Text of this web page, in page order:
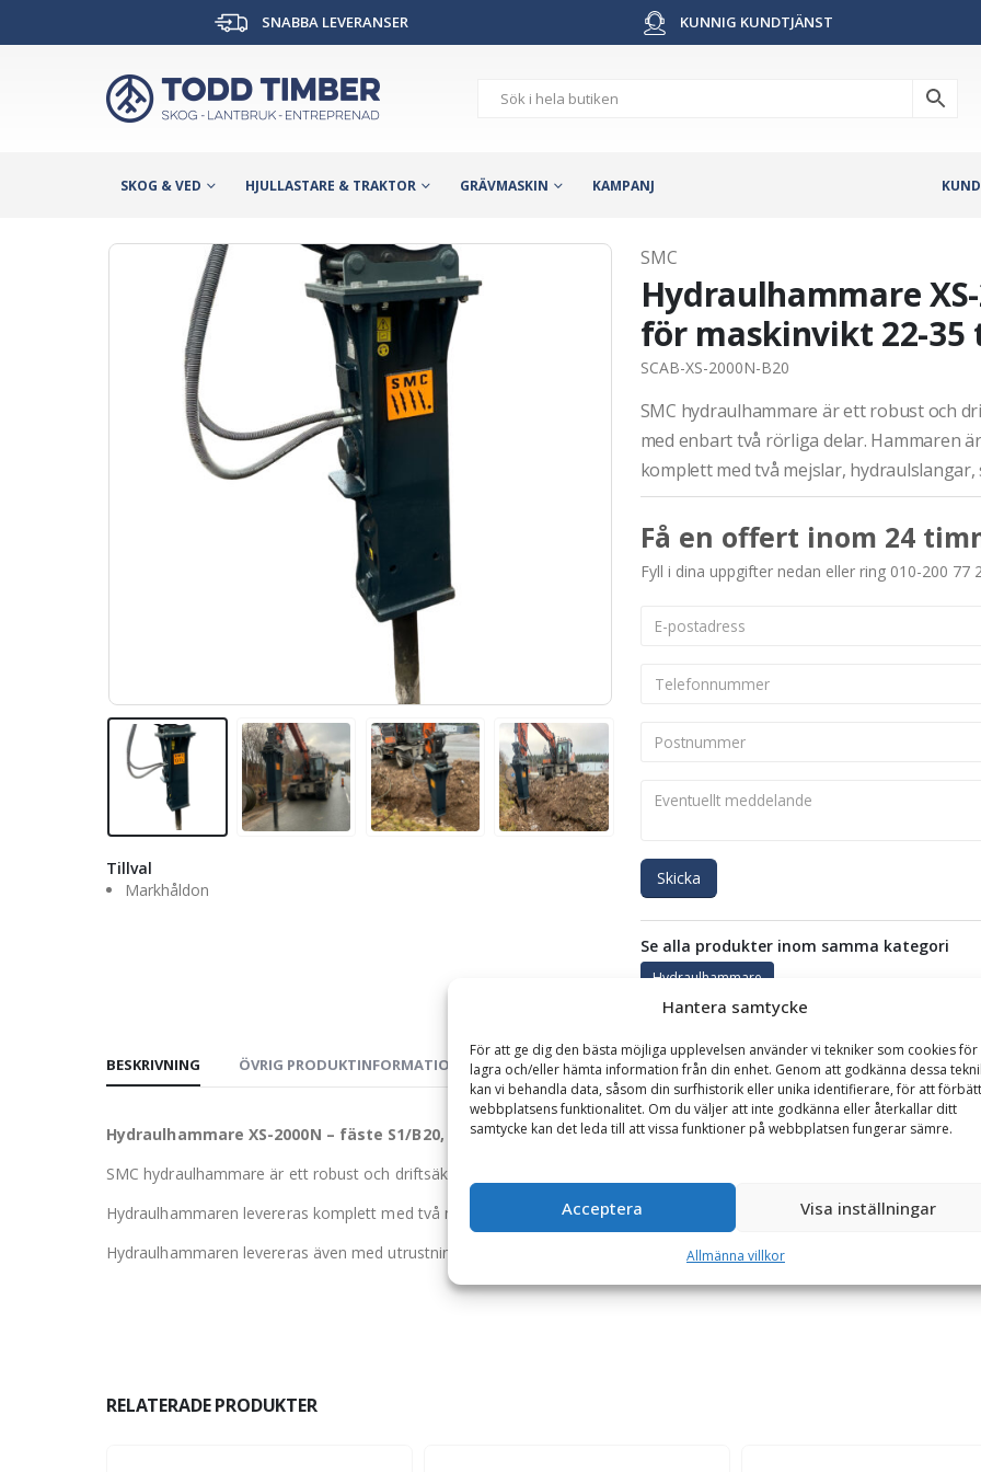
Hantera samtycke
För att ge dig den bästa möjliga upplevelsen använder vi tekniker som cookies
lagra och/eller hämta information från din enhet. Genom att godkänna dessa
kan vi behandla data, såsom din surfhistorik eller unika identifierare, för att
webbplatsens funktionalitet. Om du väljer att inte godkänna eller återkallar ditt
samtycke kan det leda till att vissa funktioner på webbplatsen fungerar sämre.
Acceptera Visa inställningar
Allmänna villkor
SNABBA LEVERANSER KUNNIG KUNDTJÄNST
SKOG & VED HJULLASTARE & TRAKTOR GRÄVMASKIN KAMPANJ
Tillval
Markhåldon
SMC
Hydraulhammare
för maskinvikt 22-35
SCAB-XS-2000N-B20
SMC hydraulhammare är ett robust och
med enbart två rörliga delar. Hammaren
komplett med två mejslar,
Få en offert inom 24
Fyll i dina uppgifter nedan eller ring 010-200 77
Skicka
Se alla produkter inom samma kategori
Hydraulhammare
BESKRIVNING ÖVRIG PRODUKTINFORMATION GARANTI TILLBEHÖR
Hydraulhammare XS-2000N – fäste S1/B20, för maskinvikt 22-35 ton
SMC hydraulhammare är ett robust och driftsäkert verktyg, baserad på olja/gas patent med enbart två rörliga delar.
Hydraulhammaren levereras komplett med två mejslar, hydraulslangar, servicekit med smörjning samt adapterplatta till
Hydraulhammaren levereras även med utrustning för fyllning och kontroll av gas. Utrustningen är CE-märkt.
RELATERADE PRODUKTER